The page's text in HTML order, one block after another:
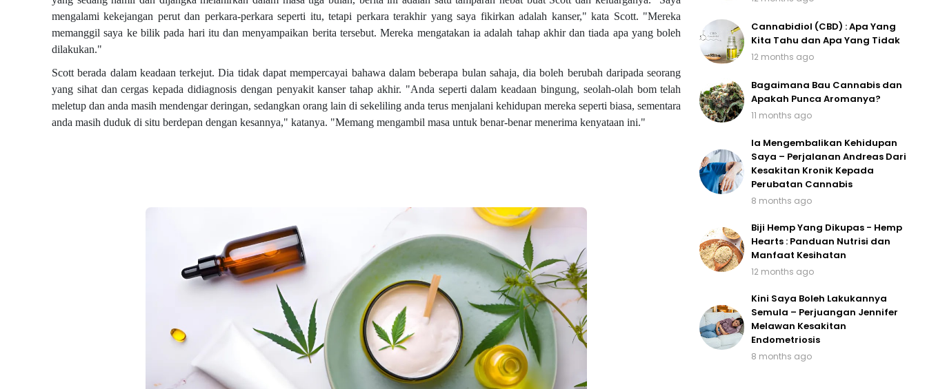
mengalami kekejangan perut dan perkara-perkara seperti itu, tetapi perkara terakhir yang saya fikirkan adalah kanser," kata Scott. "Mereka
memanggil saya ke bilik pada hari itu dan menyampaikan berita tersebut. Mereka mengatakan ia adalah tahap akhir dan tiada apa yang boleh
dilakukan."
Scott berada dalam keadaan terkejut. Dia tidak dapat mempercayai bahawa dalam beberapa bulan sahaja, dia boleh berubah daripada seorang
yang sihat dan cergas kepada didiagnosis dengan penyakit kanser tahap akhir. "Anda seperti dalam keadaan bingung, seolah-olah bom telah
meletup dan anda masih mendengar deringan, sedangkan orang lain di sekeliling anda terus menjalani kehidupan mereka seperti biasa, sementara
anda masih duduk di situ berdepan dengan kesannya," katanya. "Memang mengambil masa untuk benar-benar menerima kenyataan ini."
Cannabidiol (CBD) : Apa Yang
Kita Tahu dan Apa Yang Tidak
12 months ago
Bagaimana Bau Cannabis dan
Apakah Punca Aromanya?
11 months ago
Ia Mengembalikan Kehidupan
Saya – Perjalanan Andreas Dari
Kesakitan Kronik Kepada
Perubatan Cannabis
8 months ago
Biji Hemp Yang Dikupas - Hemp
Hearts : Panduan Nutrisi dan
Manfaat Kesihatan
12 months ago
Kini Saya Boleh Lakukannya
Semula – Perjuangan Jennifer
Melawan Kesakitan
Endometriosis
8 months ago